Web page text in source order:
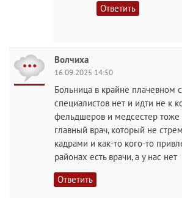
Ответить
Волчиха
16.09.2025 14:50
Больница в крайне плачевном
специалистов нет и идти не к
фельдшеров и медсестер тоже
главный врач, который не
кадрами и как-то кого-то
районах есть врачи, а у нас нет
Ответить